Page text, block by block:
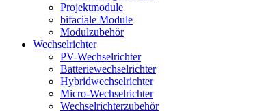
Projektmodule
bifaciale Module
Modulzubehör
Wechselrichter
PV-Wechselrichter
Batteriewechselrichter
Hybridwechselrichter
Micro-Wechselrichter
Wechselrichterzubehör